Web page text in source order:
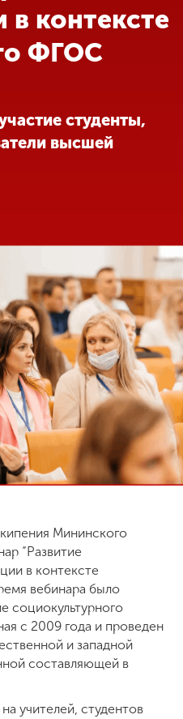
контексте
ФГОС
студенты,
высшей
Мининского
“Развитие
в контексте
вебинара было
социокультурного
с 2009 года и проведен
и западной
составляющей в
учителей, студентов